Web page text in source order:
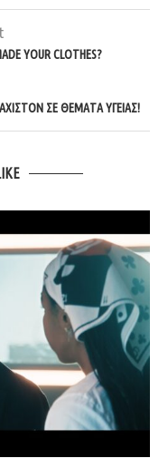
YOUR CLOTHES?
ΣΕ ΘΈΜΑΤΑ ΥΓΕΊΑΣ!